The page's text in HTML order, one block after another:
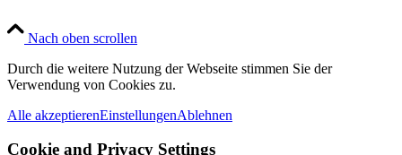
Nach oben scrollen
Durch die weitere Nutzung der Webseite stimmen Sie der
Verwendung von Cookies zu.
Alle akzeptierenEinstellungenAblehnen
Cookie and Privacy Settings